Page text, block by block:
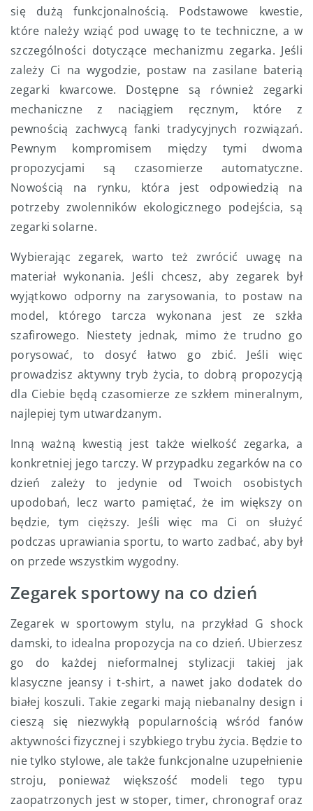
się dużą funkcjonalnością. Podstawowe kwestie,
które należy wziąć pod uwagę to te techniczne, a w
szczególności dotyczące mechanizmu zegarka. Jeśli
zależy Ci na wygodzie, postaw na zasilane baterią
zegarki kwarcowe. Dostępne są również zegarki
mechaniczne z naciągiem ręcznym, które z
pewnością zachwycą fanki tradycyjnych rozwiązań.
Pewnym kompromisem między tymi dwoma
propozycjami są czasomierze automatyczne.
Nowością na rynku, która jest odpowiedzią na
potrzeby zwolenników ekologicznego podejścia, są
zegarki solarne.
Wybierając zegarek, warto też zwrócić uwagę na
materiał wykonania. Jeśli chcesz, aby zegarek był
wyjątkowo odporny na zarysowania, to postaw na
model, którego tarcza wykonana jest ze szkła
szafirowego. Niestety jednak, mimo że trudno go
porysować, to dosyć łatwo go zbić. Jeśli więc
prowadzisz aktywny tryb życia, to dobrą propozycją
dla Ciebie będą czasomierze ze szkłem mineralnym,
najlepiej tym utwardzanym.
Inną ważną kwestią jest także wielkość zegarka, a
konkretniej jego tarczy. W przypadku zegarków na co
dzień zależy to jedynie od Twoich osobistych
upodobań, lecz warto pamiętać, że im większy on
będzie, tym cięższy. Jeśli więc ma Ci on służyć
podczas uprawiania sportu, to warto zadbać, aby był
on przede wszystkim wygodny.
Zegarek sportowy na co dzień
Zegarek w sportowym stylu, na przykład G shock
damski, to idealna propozycja na co dzień. Ubierzesz
go do każdej nieformalnej stylizacji takiej jak
klasyczne jeansy i t-shirt, a nawet jako dodatek do
białej koszuli. Takie zegarki mają niebanalny design i
cieszą się niezwykłą popularnością wśród fanów
aktywności fizycznej i szybkiego trybu życia. Będzie to
nie tylko stylowe, ale także funkcjonalne uzupełnienie
stroju, ponieważ większość modeli tego typu
zaopatrzonych jest w stoper, timer, chronograf oraz